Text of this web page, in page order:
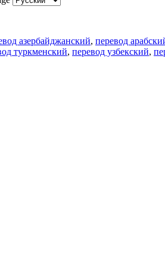
азербайджанский, перевод
туркменский, перевод узбекский,